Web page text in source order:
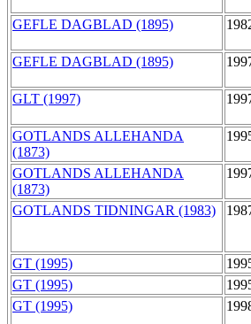
GEFLE DAGBLAD (1895)
GEFLE DAGBLAD (1895)
GLT (1997)
GOTLANDS ALLEHANDA
(1873)
GOTLANDS ALLEHANDA
(1873)
GOTLANDS TIDNINGAR (1983)
GT (1995)
GT (1995)
GT (1995)